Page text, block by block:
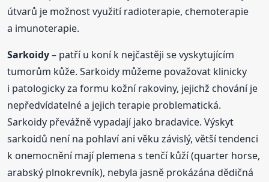
útvarů je možnost využití radioterapie, chemoterapie
a imunoterapie.
Sarkoidy– patří u koní k nejčastěji se vyskytujícím
tumorům kůže. Sarkoidy můžeme považovat klinicky
i patologicky za formu kožní rakoviny, jejichž chování je
nepředvídatelné a jejich terapie problematická.
Sarkoidy převážně vypadají jako bradavice. Výskyt
sarkoidů není na pohlaví ani věku závislý, větší tendenci
k onemocnění mají plemena s tenčí kůží (quarter horse,
arabský plnokrevník), nebyla jasně prokázána dědičná